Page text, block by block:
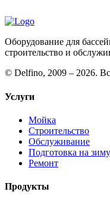
Оборудование для
строительство и
© Delfino, 2009 – 2026.
Услуги
Мойка
Строительство
Обслуживание
Подготовка на зиму
Ремонт
Продукты